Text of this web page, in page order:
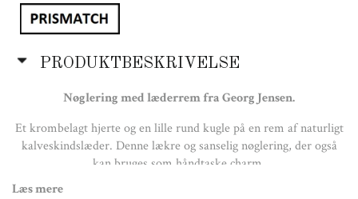
PRODUKTBESKRIVELSE
Nøglering med læderrem fra Georg Jensen.
Et krombelagt hjerte og en lille rund kugle på en rem af naturligt
kalveskindslæder. Denne lækre og sanselig nøglering, der også
kan bruges som håndtaske charm.
Dette evige symbol på kærlighed er designet af Regitze Overgaard
Læs mere